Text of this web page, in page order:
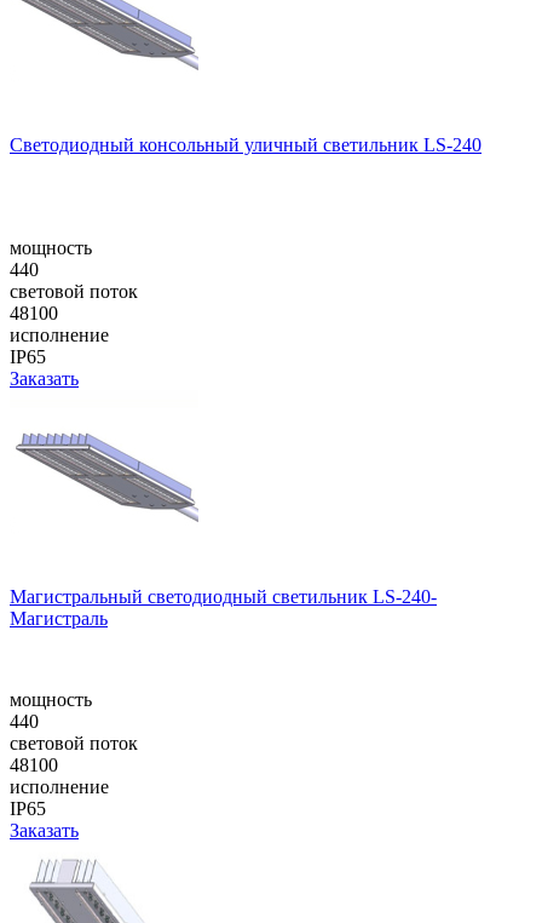
Cветодиодный консольный уличный cветильник LS-240
мощность
440
световой поток
48100
исполнение
IP65
Заказать
Магистральный светодиодный светильник LS-240-
Магистраль
мощность
440
световой поток
48100
исполнение
IP65
Заказать